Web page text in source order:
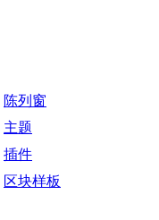
陈列窗
主题
插件
区块样板